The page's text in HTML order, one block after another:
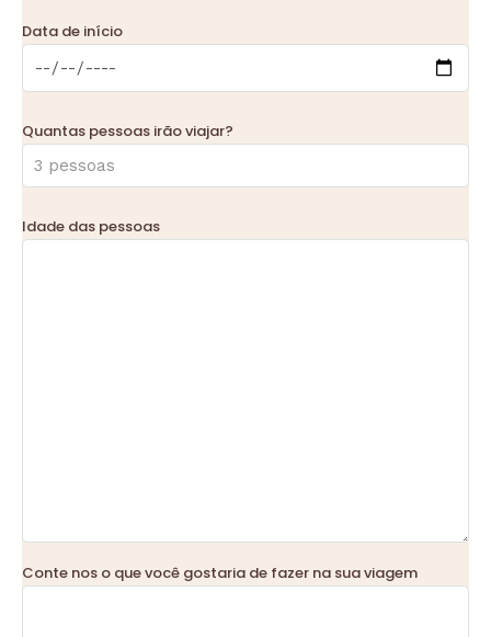
Data de início
Quantas pessoas irão viajar?
Idade das pessoas
Conte nos o que você gostaria de fazer na sua viagem